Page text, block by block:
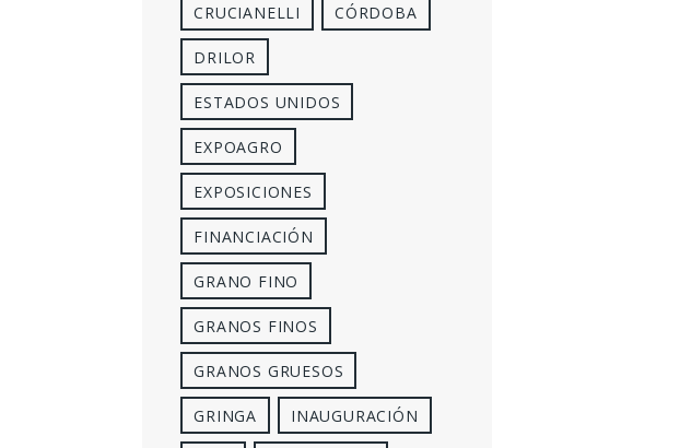
CRUCIANELLI CÓRDOBA
DRILOR
ESTADOS UNIDOS
EXPOAGRO
EXPOSICIONES
FINANCIACIÓN
GRANO FINO
GRANOS FINOS
GRANOS GRUESOS
GRINGA INAUGURACIÓN